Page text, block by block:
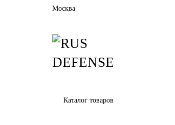
Москва
Каталог товаров